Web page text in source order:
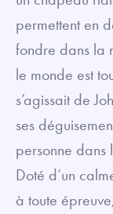
permettent en
fondre dans la
le monde est
s’agissait de
ses
personne dans
Doté d’un
à toute